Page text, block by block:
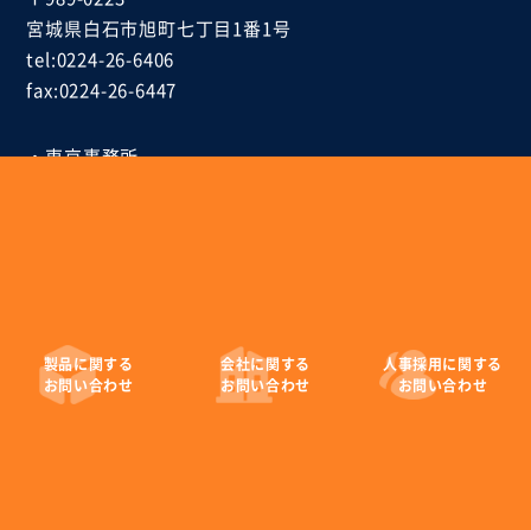
製品に関する
お問い合わせ
会社に関する
お問い合わせ
人事採用に関する
お問い合わせ
宮城県白石市旭町七丁目1番1号
tel:0224-26-6406
fax:0224-26-6447
・東京事務所